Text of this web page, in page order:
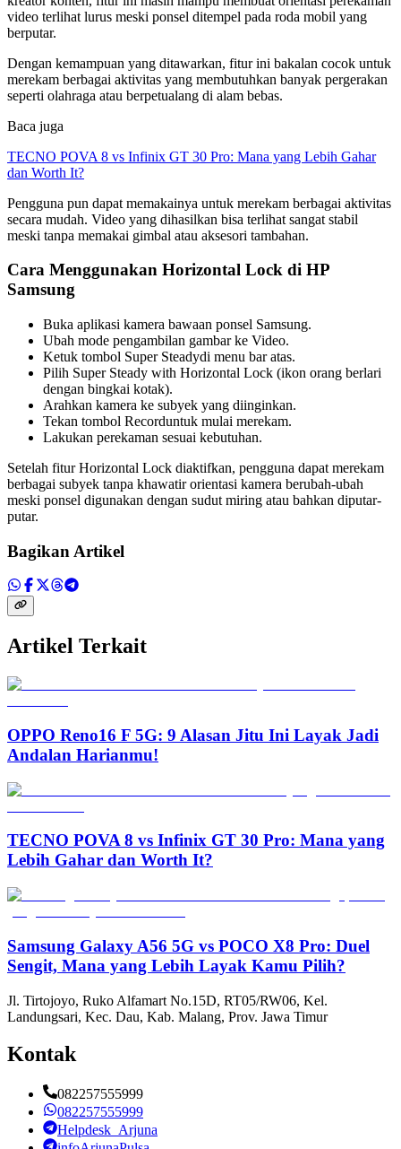
video terlihat lurus meski ponsel ditempel pada roda mobil yang
berputar.
Dengan kemampuan yang ditawarkan, fitur ini bakalan cocok untuk
merekam berbagai aktivitas yang membutuhkan banyak pergerakan
seperti olahraga atau berpetualang di alam bebas.
Baca juga
TECNO POVA 8 vs Infinix GT 30 Pro: Mana yang Lebih Gahar
dan Worth It?
Pengguna pun dapat memakainya untuk merekam berbagai aktivitas
secara mudah. Video yang dihasilkan bisa terlihat sangat stabil
meski tanpa memakai gimbal atau aksesori tambahan.
Cara Menggunakan Horizontal Lock di HP
Samsung
Buka aplikasi kamera bawaan ponsel Samsung.
Ubah mode pengambilan gambar ke Video.
Ketuk tombol Super Steadydi menu bar atas.
Pilih Super Steady with Horizontal Lock (ikon orang berlari
dengan bingkai kotak).
Arahkan kamera ke subyek yang diinginkan.
Tekan tombol Recorduntuk mulai merekam.
Lakukan perekaman sesuai kebutuhan.
Setelah fitur Horizontal Lock diaktifkan, pengguna dapat merekam
berbagai subyek tanpa khawatir orientasi kamera berubah-ubah
meski ponsel digunakan dengan sudut miring atau bahkan diputar-
putar.
Bagikan Artikel
Artikel Terkait
OPPO Reno16 F 5G: 9 Alasan Jitu Ini Layak Jadi
Andalan Harianmu!
TECNO POVA 8 vs Infinix GT 30 Pro: Mana yang
Lebih Gahar dan Worth It?
Samsung Galaxy A56 5G vs POCO X8 Pro: Duel
Sengit, Mana yang Lebih Layak Kamu Pilih?
Jl. Tirtojoyo, Ruko Alfamart No.15D, RT05/RW06, Kel.
Landungsari, Kec. Dau, Kab. Malang, Prov. Jawa Timur
Kontak
082257555999
082257555999
Helpdesk_Arjuna